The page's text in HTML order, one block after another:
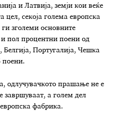
и Латвија, земји кои веќе
цел, секоја голема европска
зголеми основните
пол процентни поени од
Португалија, Чешка
поени.
одлучувачкото прашање не е
завршуваат, а голем дел
фабрика.